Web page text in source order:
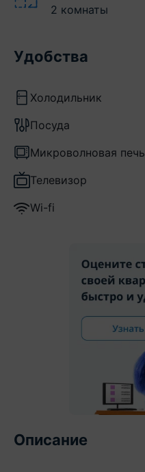
2 комнаты
Удобства
Холодильник
Посуда
Микроволновая печь
Телевизор
Wi-fi
Описание